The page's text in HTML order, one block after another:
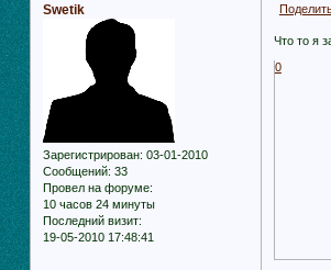
Swetik
Зарегистрирован: 03-01-2010
Сообщений: 33
Провел на форуме:
10 часов 24 минуты
Последний визит:
19-05-2010 17:48:41
Что то я
0